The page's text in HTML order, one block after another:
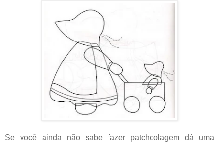
Se você ainda não sabe fazer patchcolagem dá uma